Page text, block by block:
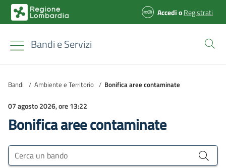
AccedioRegistrati
Bandi e Servizi
Bandi / Ambiente e Territorio / Bonifica aree contaminate
07 agosto 2026, ore 13:22
Bonifica aree contaminate
Bandi e Servizi
Cerca un bando